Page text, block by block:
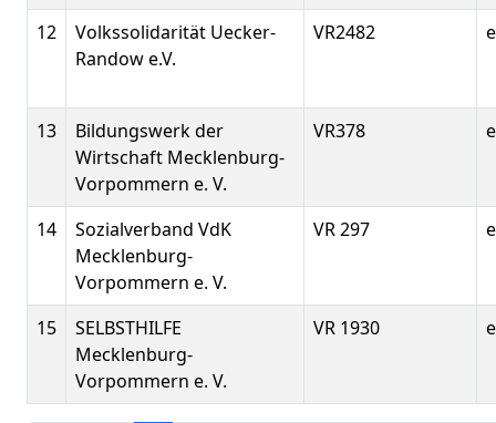
12
Volkssolidarität Uecker-
Randow e.V.
VR2482
13
Bildungswerk der
Wirtschaft Mecklenburg-
Vorpommern e. V.
VR378
14
Sozialverband VdK
Mecklenburg-
Vorpommern e. V.
VR 297
15
SELBSTHILFE
Mecklenburg-
Vorpommern e. V.
VR 1930